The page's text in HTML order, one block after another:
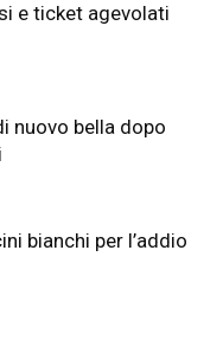
e ticket agevolati
nuovo bella dopo
bianchi per l’addio